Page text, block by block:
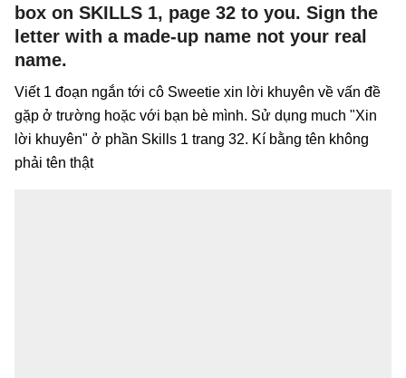
box on SKILLS 1, page 32 to you. Sign the
letter with a made-up name not your real
name.
Viết 1 đoạn ngắn tới cô Sweetie xin lời khuyên về vấn đề
gặp ở trường hoặc với bạn bè mình. Sử dụng much "Xin
lời khuyên" ở phần Skills 1 trang 32. Kí bằng tên không
phải tên thật